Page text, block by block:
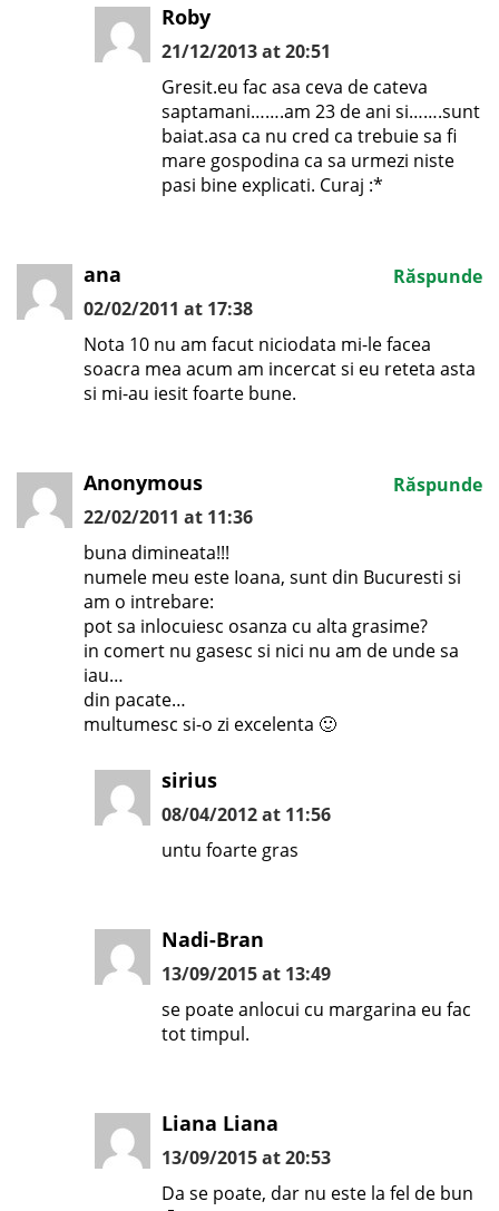
Roby
21/12/2013 at 20:51
Gresit.eu fac asa ceva de cateva
saptamani…….am 23 de ani si…….sunt
baiat.asa ca nu cred ca trebuie sa fi
mare gospodina ca sa urmezi niste
pasi bine explicati. Curaj :*
ana
02/02/2011 at 17:38
Nota 10 nu am facut niciodata mi-le facea
soacra mea acum am incercat si eu reteta asta
si mi-au iesit foarte bune.
Răspunde
Anonymous
22/02/2011 at 11:36
buna dimineata!!!
numele meu este Ioana, sunt din Bucuresti si
am o intrebare:
pot sa inlocuiesc osanza cu alta grasime?
in comert nu gasesc si nici nu am de unde sa
iau…
din pacate…
multumesc si-o zi excelenta 🙂
Răspunde
sirius
08/04/2012 at 11:56
untu foarte gras
Nadi-Bran
13/09/2015 at 13:49
se poate anlocui cu margarina eu fac
tot timpul.
Liana Liana
13/09/2015 at 20:53
Da se poate, dar nu este la fel de bun